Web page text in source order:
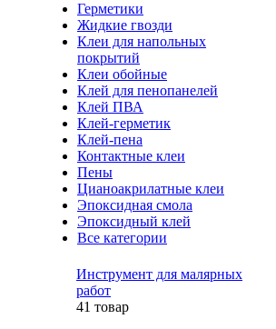
Герметики
Жидкие гвозди
Клеи для напольных
покрытий
Клеи обойные
Клей для пенопанелей
Клей ПВА
Клей-герметик
Клей-пена
Контактные клеи
Пены
Цианоакрилатные клеи
Эпоксидная смола
Эпоксидный клей
Все категории
Инструмент для малярных
работ
41 товар